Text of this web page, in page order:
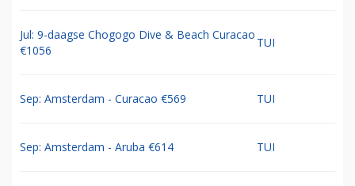
Jul: 9-daagse Chogogo Dive & Beach Curacao
€1056
TUI
Sep: Amsterdam - Curacao €569 TUI
Sep: Amsterdam - Aruba €614 TUI